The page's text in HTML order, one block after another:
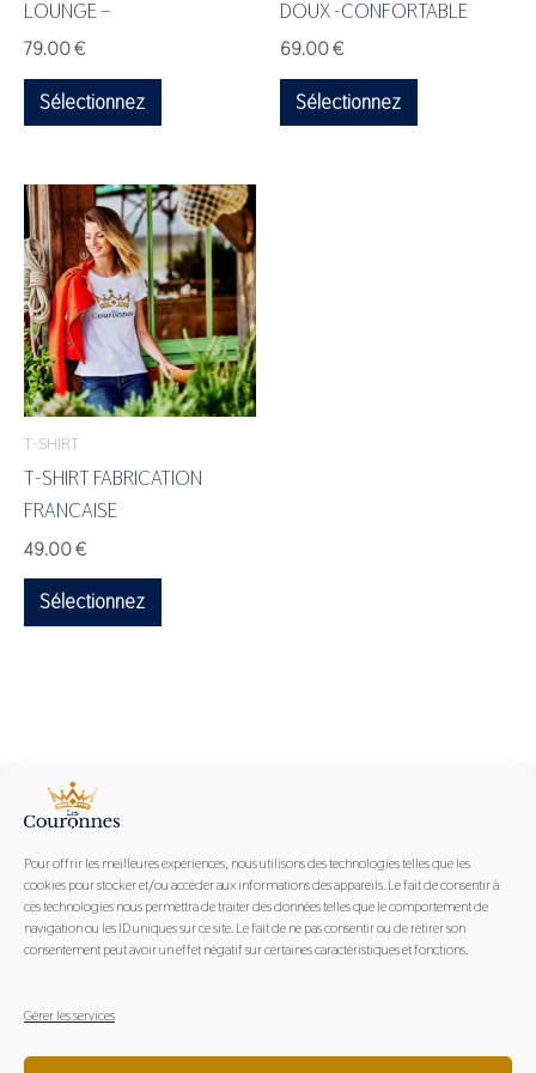
Pour offrir les meilleures expériences, nous utilisons des technologies telles que les
cookies pour stocker et/ou accéder aux informations des appareils. Le fait de consentir à
ces technologies nous permettra de traiter des données telles que le comportement de
navigation ou les ID uniques sur ce site. Le fait de ne pas consentir ou de retirer son
consentement peut avoir un effet négatif sur certaines caractéristiques et fonctions.
Gérer les services
LOUNGE –
79.00€
Sélectionnez
page
du
DOUX -CONFORTABLE
69.00€
Sélectionnez
sur
page
du
T-SHIRT
T-SHIRT FABRICATION
FRANCAISE
49.00€
Sélectionnez
Ce
produit
a
plusieurs
variations.
Les
options
choisies
du
Les Couronnes, marque engagée et partenaire du Bassin